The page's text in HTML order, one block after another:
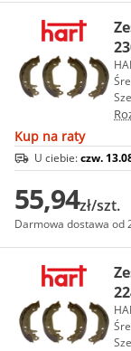
Kup na raty
U ciebie:czw.
55,94zł/szt.
Darmowa dostawa od